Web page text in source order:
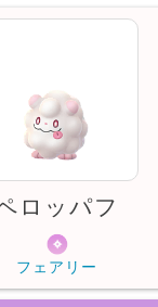
ロッパフ
フェアリー